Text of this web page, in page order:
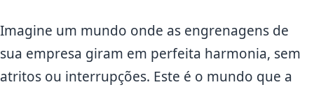
Imagine um mundo onde as engrenagens de
sua empresa giram em perfeita harmonia, sem
atritos ou interrupções. Este é o mundo que a